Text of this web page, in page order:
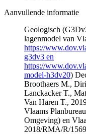
Aanvullende informatie
Geologisch
lagenmodel van
https://
g3dv3 en
https://
model-h3dv20)
Broothaers M.,
Lanckacker T.,
Van Haren T.,
Vlaams
Omgeving) en
2018/RMA/R/